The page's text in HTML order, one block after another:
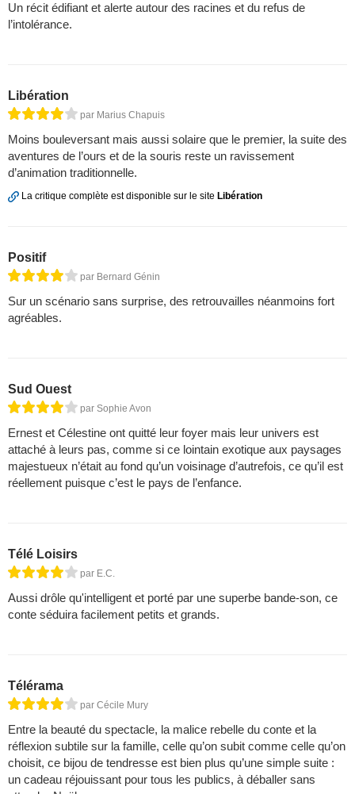
Un récit édifiant et alerte autour des racines et du refus de
l’intolérance.
Libération
par Marius Chapuis
Moins bouleversant mais aussi solaire que le premier, la suite des
aventures de l’ours et de la souris reste un ravissement
d’animation traditionnelle.
La critique complète est disponible sur le site Libération
Positif
par Bernard Génin
Sur un scénario sans surprise, des retrouvailles néanmoins fort
agréables.
Sud Ouest
par Sophie Avon
Ernest et Célestine ont quitté leur foyer mais leur univers est
attaché à leurs pas, comme si ce lointain exotique aux paysages
majestueux n’était au fond qu’un voisinage d’autrefois, ce qu’il est
réellement puisque c’est le pays de l’enfance.
Télé Loisirs
par E.C.
Aussi drôle qu'intelligent et porté par une superbe bande-son, ce
conte séduira facilement petits et grands.
Télérama
par Cécile Mury
Entre la beauté du spectacle, la malice rebelle du conte et la
réflexion subtile sur la famille, celle qu’on subit comme celle qu’on
choisit, ce bijou de tendresse est bien plus qu’une simple suite :
un cadeau réjouissant pour tous les publics, à déballer sans